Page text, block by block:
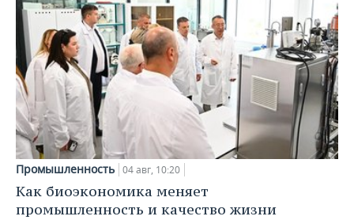
Промышленность 04 авг, 10:20
Как биоэкономика меняет
промышленность и качество жизни